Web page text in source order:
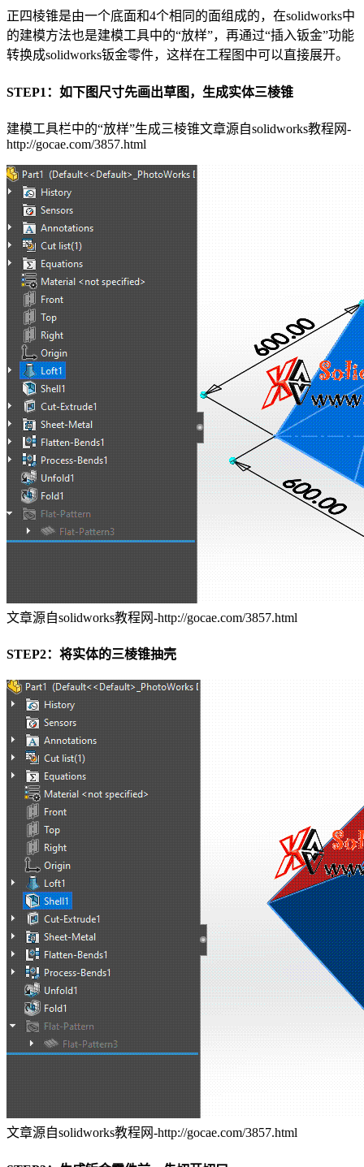
正四棱锥是由一个底面和4个相同的面组成的，在solidworks中
的建模方法也是建模工具中的“放样”，再通过“插入钣金”功能
转换成solidworks钣金零件，这样在工程图中可以直接展开。
STEP1：如下图尺寸先画出草图，生成实体三棱锥
建模工具栏中的“放样”生成三棱锥文章源自solidworks教程网-
http://gocae.com/3857.html
文章源自solidworks教程网-http://gocae.com/3857.html
STEP2：将实体的三棱锥抽壳
文章源自solidworks教程网-http://gocae.com/3857.html